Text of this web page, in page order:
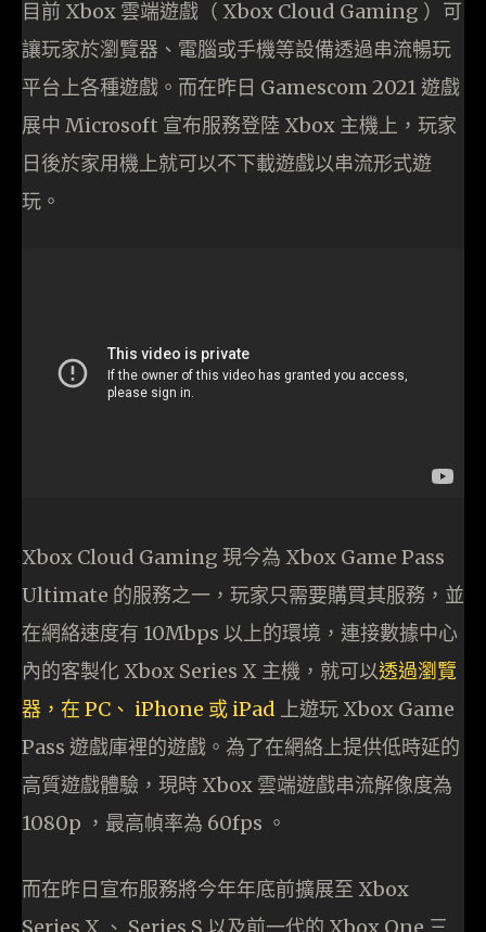
目前 Xbox 雲端遊戲（ Xbox Cloud Gaming ）可
讓玩家於瀏覽器、電腦或手機等設備透過串流暢玩
平台上各種遊戲。而在昨日 Gamescom 2021 遊戲
展中 Microsoft 宣布服務登陸 Xbox 主機上，玩家
日後於家用機上就可以不下載遊戲以串流形式遊
玩。
Xbox Cloud Gaming 現今為 Xbox Game Pass
Ultimate 的服務之一，玩家只需要購買其服務，並
在網絡速度有 10Mbps 以上的環境，連接數據中心
內的客製化 Xbox Series X 主機，就可以透過瀏覽
器，在 PC、 iPhone 或 iPad 上遊玩 Xbox Game
Pass 遊戲庫裡的遊戲。為了在網絡上提供低時延的
高質遊戲體驗，現時 Xbox 雲端遊戲串流解像度為
1080p ，最高幀率為 60fps 。
而在昨日宣布服務將今年年底前擴展至 Xbox
Series X 、 Series S 以及前一代的 Xbox One 三